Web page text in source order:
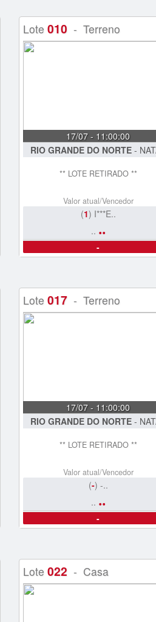
Lote 010 - Terreno
17/07 - 11:00:00
RIO GRANDE DO NORTE -
** LOTE RETIRADO **
Valor atual/Vencedor
(1) I***E..
.. ..
-
Lote 017- Terreno
17/07 - 11:00:00
RIO GRANDE DO NORTE -
** LOTE RETIRADO **
Valor atual/Vencedor
(-) -..
.. ..
-
Lote 022 - Casa